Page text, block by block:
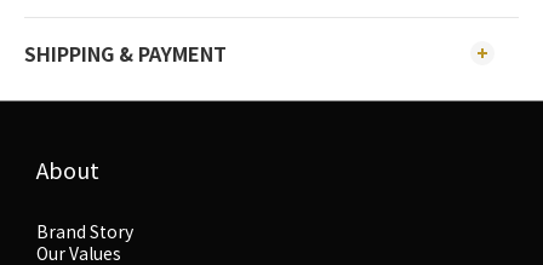
SHIPPING & PAYMENT
About
Brand Story
Our Values